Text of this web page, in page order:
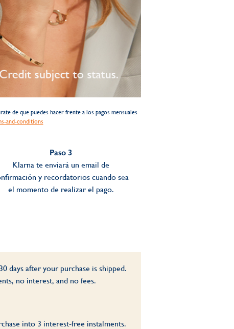
de que puedes hacer frente a los pagos mensuales
and-conditions
Paso 3
Klarna te enviará un email de
y recordatorios cuando sea
el momento de realizar el pago.
days after your purchase is shipped.
no interest, and no fees.
into 3 interest-free instalments.